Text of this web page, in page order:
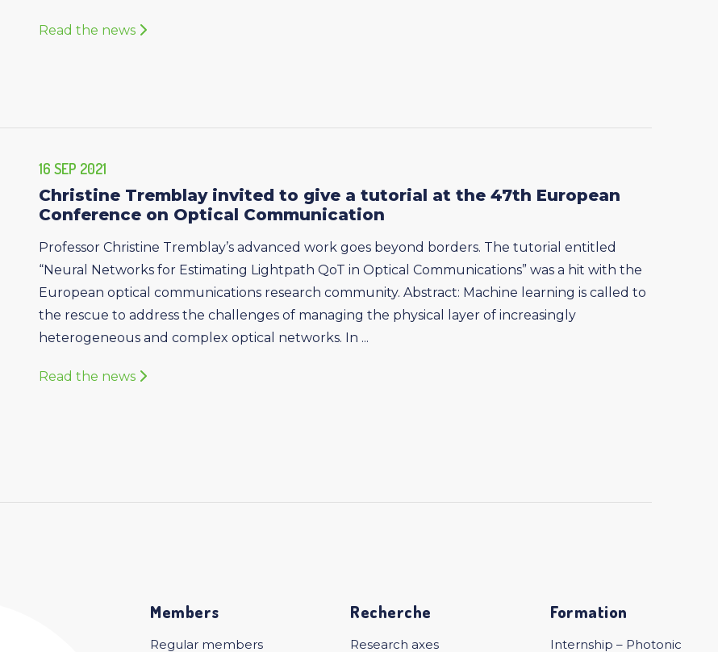
Read the news
16 SEP 2021
Christine Tremblay invited to give a tutorial at the 47th European
Conference on Optical Communication
Professor Christine Tremblay’s advanced work goes beyond borders. The tutorial entitled
“Neural Networks for Estimating Lightpath QoT in Optical Communications” was a hit with the
European optical communications research community. Abstract: Machine learning is called to
the rescue to address the challenges of managing the physical layer of increasingly
heterogeneous and complex optical networks. In ...
Read the news
Members
Regular members
Recherche
Research axes
Formation
Internship – Photonic